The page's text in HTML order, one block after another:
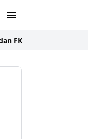
UNAIR Gelar Seminar